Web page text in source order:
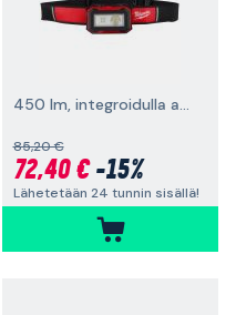
450 lm, integroidulla akulla ja USB-kaapelilla
85,20 €
72,40 €-15%
Lähetetään 24 tunnin sisällä!